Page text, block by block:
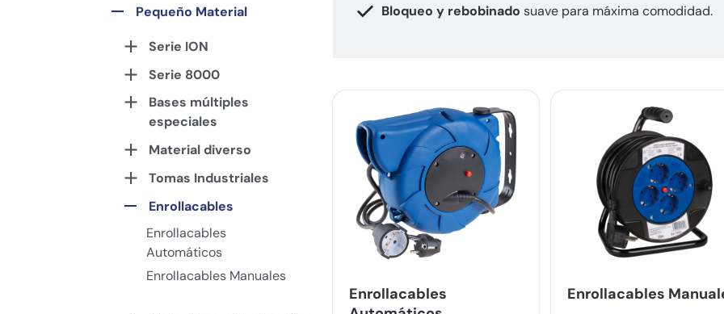
Pequeño Material
Serie ION
Serie 8000
Bases múltiples
especiales
Material diverso
Tomas Industriales
Enrollacables
Enrollacables
Automáticos
Enrollacables Manuales
Bloqueo y rebobinado suave para máxima comodidad.
Enrollacables
Enrollacables